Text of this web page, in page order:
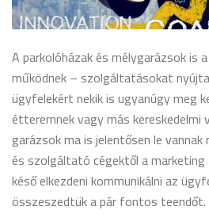
A parkolóházak és mélygarázsok is
működnek – szolgáltatásokat
ügyfelekért nekik is ugyanúgy meg
étteremnek vagy más kereskedelmi
garázsok ma is jelentősen le vannak
és szolgáltató cégektől a
késő elkezdeni kommunikálni az
összeszedtük a pár fontos teendőt.